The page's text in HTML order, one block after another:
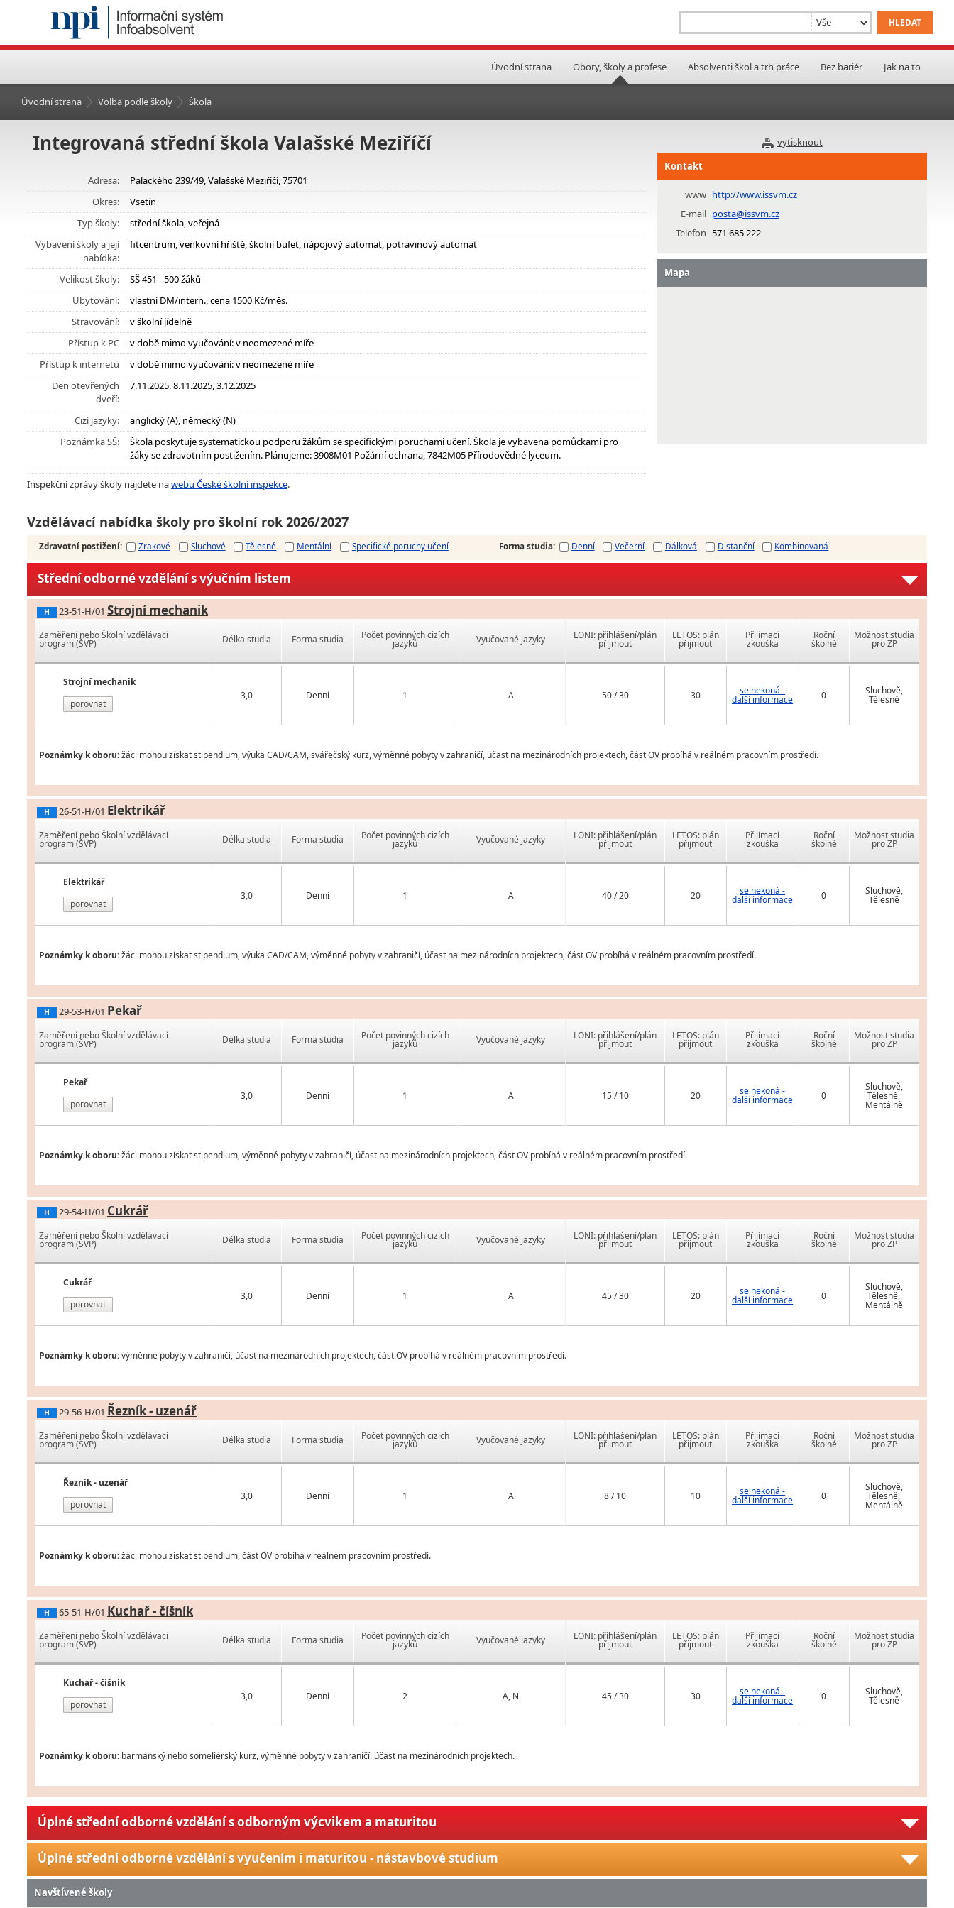
Úvodní strana Obory, školy a profese Absolventi škol a trh práce Bez bariér Jak na to
Úvodní strana Volba podle školy Škola
vytisknout
Integrovaná střední škola Valašské Meziříčí
Adresa:
Palackého 239/49, Valašské Meziříčí, 75701
Okres:
Vsetín
Typ školy:
střední škola, veřejná
Vybavení školy a její
nabídka:
fitcentrum, venkovní hřiště, školní bufet, nápojový automat, potravinový automat
Velikost školy:
SŠ 451 - 500 žáků
Ubytování:
vlastní DM/intern., cena 1500 Kč/měs.
Stravování:
v školní jídelně
Přístup k PC
v době mimo vyučování: v neomezené míře
Přístup k internetu
v době mimo vyučování: v neomezené míře
Den otevřených
dveří:
7.11.2025, 8.11.2025, 3.12.2025
Cizí jazyky:
anglický (A), německý (N)
Poznámka SŠ:
Škola poskytuje systematickou podporu žákům se specifickými poruchami učení. Škola je vybavena pomůckami pro
žáky se zdravotním postižením. Plánujeme: 3908M01 Požární ochrana, 7842M05 Přírodovědné lyceum.
Inspekční zprávy školy najdete nawebu České školní inspekce.
Kontakt
www http://www.issvm.cz
E-mail posta@issvm.cz
Telefon 571 685 222
Mapa
Vzdělávací nabídka školy pro školní rok 2026/2027
Zdravotní postižení: Zrakové Sluchové Tělesné Mentální Specifické poruchy učení Forma studia: Denní Večerní Dálková Distanční Kombinovaná
Střední odborné vzdělání s výučním listem
H 23-51-H/01 Strojní mechanik
Zaměření nebo Školní vzdělávací
program (ŠVP)
Strojní mechanik
porovnat
Délka studia Forma studia Počet povinných cizích
jazyků Vyučované jazyky
3,0 Denní 1 A
LONI: přihlášení/plán
přijmout
LETOS: plán
přijmout
Přijímací
zkouška
Roční
školné
Možnost studia
pro ZP
50 / 30 30 se nekoná -
další informace 0 Sluchově,
Tělesně
Poznámky k oboru:žáci mohou získat stipendium, výuka CAD/CAM, svářečský kurz, výměnné pobyty v zahraničí, účast na mezinárodních projektech, část OV probíhá v reálném pracovním prostředí.
H 26-51-H/01 Elektrikář
Zaměření nebo Školní vzdělávací
program (ŠVP)
Elektrikář
porovnat
Délka studia Forma studia Počet povinných cizích
jazyků Vyučované jazyky
3,0 Denní 1 A
LONI: přihlášení/plán
přijmout
LETOS: plán
přijmout
Přijímací
zkouška
Roční
školné
Možnost studia
pro ZP
40 / 20 20 se nekoná -
další informace 0 Sluchově,
Tělesně
Poznámky k oboru:žáci mohou získat stipendium, výuka CAD/CAM, výměnné pobyty v zahraničí, účast na mezinárodních projektech, část OV probíhá v reálném pracovním prostředí.
H 29-53-H/01 Pekař
Zaměření nebo Školní vzdělávací
program (ŠVP)
Pekař
porovnat
Délka studia Forma studia Počet povinných cizích
jazyků Vyučované jazyky
3,0 Denní 1 A
LONI: přihlášení/plán
přijmout
LETOS: plán
přijmout
Přijímací
zkouška
Roční
školné
Možnost studia
pro ZP
15 / 10 20 se nekoná -
další informace 0
Sluchově,
Tělesně,
Mentálně
Poznámky k oboru:žáci mohou získat stipendium, výměnné pobyty v zahraničí, účast na mezinárodních projektech, část OV probíhá v reálném pracovním prostředí.
H 29-54-H/01 Cukrář
Zaměření nebo Školní vzdělávací
program (ŠVP)
Cukrář
porovnat
Délka studia Forma studia Počet povinných cizích
jazyků Vyučované jazyky
3,0 Denní 1 A
LONI: přihlášení/plán
přijmout
LETOS: plán
přijmout
Přijímací
zkouška
Roční
školné
Možnost studia
pro ZP
45 / 30 20 se nekoná -
další informace 0
Sluchově,
Tělesně,
Mentálně
Poznámky k oboru:výměnné pobyty v zahraničí, účast na mezinárodních projektech, část OV probíhá v reálném pracovním prostředí.
H 29-56-H/01 Řezník - uzenář
Zaměření nebo Školní vzdělávací
program (ŠVP)
Řezník - uzenář
porovnat
Délka studia Forma studia Počet povinných cizích
jazyků Vyučované jazyky
3,0 Denní 1 A
LONI: přihlášení/plán
přijmout
LETOS: plán
přijmout
Přijímací
zkouška
Roční
školné
Možnost studia
pro ZP
8 / 10 10 se nekoná -
další informace 0
Sluchově,
Tělesně,
Mentálně
Poznámky k oboru:žáci mohou získat stipendium, část OV probíhá v reálném pracovním prostředí.
H 65-51-H/01 Kuchař - číšník
Zaměření nebo Školní vzdělávací
program (ŠVP)
Kuchař - číšník
porovnat
Délka studia Forma studia Počet povinných cizích
jazyků Vyučované jazyky
3,0 Denní 2 A, N
LONI: přihlášení/plán
přijmout
LETOS: plán
přijmout
Přijímací
zkouška
Roční
školné
Možnost studia
pro ZP
45 / 30 30 se nekoná -
další informace 0 Sluchově,
Tělesně
Poznámky k oboru: barmanský nebo someliérský kurz, výměnné pobyty v zahraničí, účast na mezinárodních projektech.
Úplné střední odborné vzdělání s odborným výcvikem a maturitou
Úplné střední odborné vzdělání s vyučením i maturitou - nástavbové studium
Navštívené školy